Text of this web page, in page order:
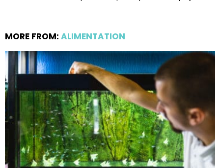
MORE FROM: ALIMENTATION